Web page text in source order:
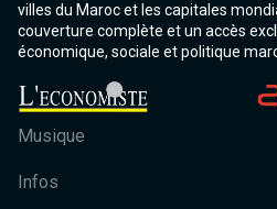
villes du Maroc et les capitales
couverture complète et un accès
économique, sociale et politique
Musique
Infos